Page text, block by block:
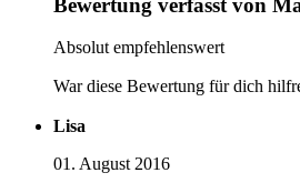
Absolut empfehlenswert
War diese Bewertung für dich
Lisa
01. August 2016